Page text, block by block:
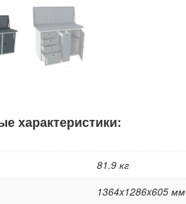
характеристики:
81.9 кг
1364x1286x605 мм